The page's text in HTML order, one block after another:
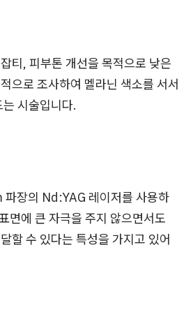
티, 피부톤 개선을 목적으로 낮은
으로 조사하여 멜라닌 색소를 서서
시술입니다.
장의 Nd:YAG 레이저를 사용하
면에 큰 자극을 주지 않으면서도
할 수 있다는 특성을 가지고 있어